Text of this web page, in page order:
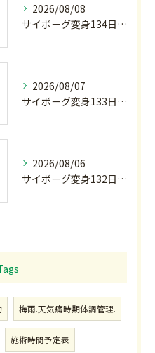
2026/08/08
サイボーグ変身134日目.ゾロ目.お盆休み.甲子園.佐野日大.麦倉監督37年振り白星.柔道インターハイ.2歳ダリア賞.GⅢ.エルムS. GⅢ.レパードS. GⅢ.CBC賞.応援印…土曜の朝〜
2026/08/07
サイボーグ変身133日目.広島.原爆.81年.インターハイ初日.金曜の朝〜
2026/08/06
サイボーグ変身132日目.お知らせ.和歌山.インターハイ.柔道開幕…木曜の朝〜
梅雨.天気痛時期体調管理.
施術時間予定表